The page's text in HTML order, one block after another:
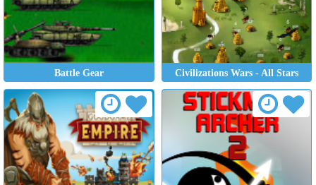
Battle Gear Civilizations Wars - All Stars